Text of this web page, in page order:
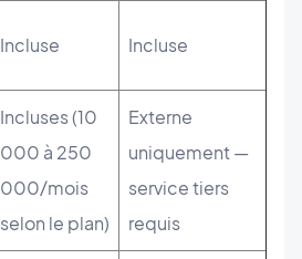
Incluse Incluse
Incluses (10
000 à 250
000/mois
selon le plan)
Externe
uniquement —
service tiers
requis